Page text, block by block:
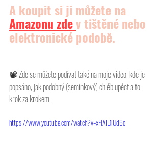
A koupit si ji můžete na
Amazonu zde v tištěné nebo
elektronické podobě.
📽 Zde se můžete podívat také na moje video, kde je
popsáno, jak podobný (semínkový) chléb upéct a to
krok za krokem.
https://www.youtube.com/watch?v=xFiAIDiUd6o